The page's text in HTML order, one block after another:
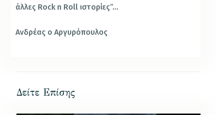
άλλες Rock n Roll ιστορίες”…
Ανδρέας ο Αργυρόπουλος
Δείτε Επίσης